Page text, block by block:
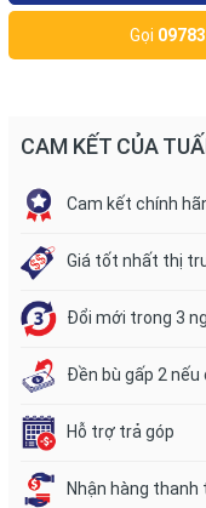
Gọi
CAM KẾT CỦA
Cam kết chính
Giá tốt nhất thị
Đổi mới trong 3
Đền bù gấp 2 nếu
Hỗ trợ trả góp
Nhận hàng thanh